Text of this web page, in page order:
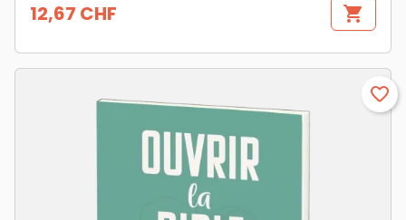
Prix
12,67 CHF shopping_cart
favorite_border